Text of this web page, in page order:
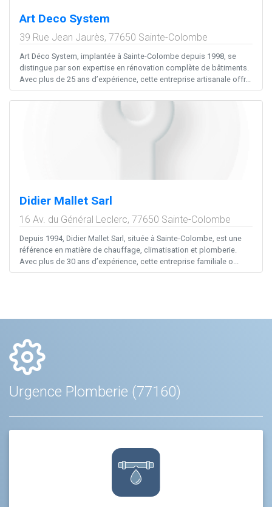
Art Deco System
39 Rue Jean Jaurès, 77650 Sainte-Colombe
Art Déco System, implantée à Sainte-Colombe depuis 1998, se
distingue par son expertise en rénovation complète de bâtiments.
Avec plus de 25 ans d’expérience, cette entreprise artisanale offr...
Didier Mallet Sarl
16 Av. du Général Leclerc, 77650 Sainte-Colombe
Depuis 1994, Didier Mallet Sarl, située à Sainte-Colombe, est une
référence en matière de chauffage, climatisation et plomberie.
Avec plus de 30 ans d’expérience, cette entreprise familiale o...
Urgence Plomberie (77160)